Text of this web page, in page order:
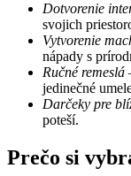
Dotvorenie
svojich
Vytvorenie
nápady s
Ručné remeslá
jedinečné
Darčeky pre
poteší.
Prečo si